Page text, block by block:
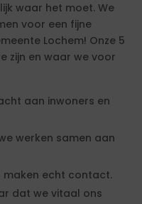
waar het moet. We
voor een fijne
Lochem! Onze 5
zijn en waar we voor
aan inwoners en
werken samen aan
maken echt contact.
dat we vitaal ons